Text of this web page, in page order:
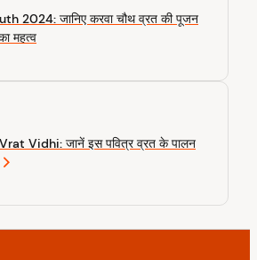
2024: जानिए करवा चौथ व्रत की पूजन
महत्व
Vidhi: जानें इस पवित्र व्रत के पालन